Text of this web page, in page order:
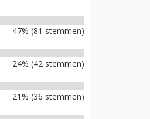
47% (81 stemmen)
24% (42 stemmen)
21% (36 stemmen)